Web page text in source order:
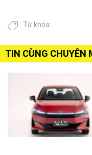
Từ khóa:
TIN CÙNG CHUYÊN